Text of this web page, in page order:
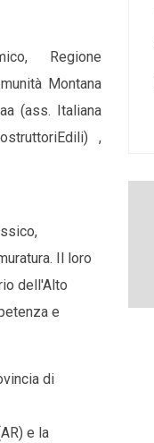
Regione
Montana
(ass. Italiana
,
Il loro
dell'Alto
e
di
e la